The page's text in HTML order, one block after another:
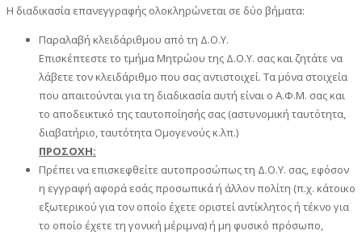
Η διαδικασία επανεγγραφής ολοκληρώνεται σε δύο βήματα:
Παραλαβή κλειδάριθμου από τη Δ.Ο.Υ.
Επισκέπτεστε το τμήμα Μητρώου της Δ.Ο.Υ. σας και ζητάτε να
λάβετε τον κλειδάριθμο που σας αντιστοιχεί. Τα μόνα στοιχεία
που απαιτούνται για τη διαδικασία αυτή είναι ο Α.Φ.Μ. σας και
το αποδεικτικό της ταυτοποίησής σας (αστυνομική ταυτότητα,
διαβατήριο, ταυτότητα Ομογενούς κ.λπ.)
ΠΡΟΣΟΧΗ:
Πρέπει να επισκεφθείτε αυτοπροσώπως τη Δ.Ο.Υ. σας, εφόσον
η εγγραφή αφορά εσάς προσωπικά ή άλλον πολίτη (π.χ. κάτοικο
εξωτερικού για τον οποίο έχετε οριστεί αντίκλητος ή τέκνο για
το οποίο έχετε τη γονική μέριμνα) ή μη φυσικό πρόσωπο,